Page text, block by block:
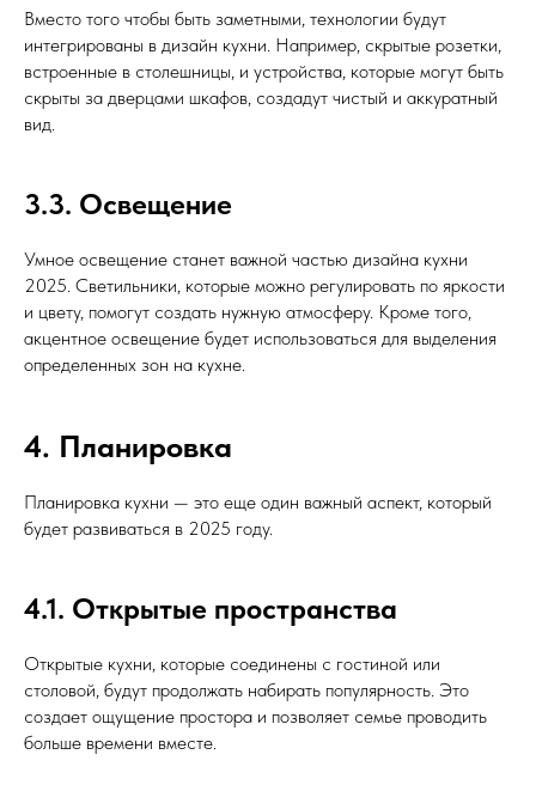
Вместо того чтобы быть заметными, технологии будут
интегрированы в дизайн кухни. Например, скрытые розетки,
встроенные в столешницы, и устройства, которые могут быть
скрыты за дверцами шкафов, создадут чистый и аккуратный
вид.
3.3. Освещение
Умное освещение станет важной частью дизайна кухни
2025. Светильники, которые можно регулировать по яркости
и цвету, помогут создать нужную атмосферу. Кроме того,
акцентное освещение будет использоваться для выделения
определенных зон на кухне.
4. Планировка
Планировка кухни — это еще один важный аспект, который
будет развиваться в 2025 году.
4.1. Открытые пространства
Открытые кухни, которые соединены с гостиной или
столовой, будут продолжать набирать популярность. Это
создает ощущение простора и позволяет семье проводить
больше времени вместе.